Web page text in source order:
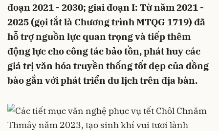
đoạn 2021 - 2030; giai đoạn I: Từ năm 2021 -
2025 (gọi tắt là Chương trình MTQG 1719) đã
hỗ trợ nguồn lực quan trọng và tiếp thêm
động lực cho công tác bảo tồn, phát huy các
giá trị văn hóa truyền thống tốt đẹp của đồng
bào gắn với phát triển du lịch trên địa bàn.